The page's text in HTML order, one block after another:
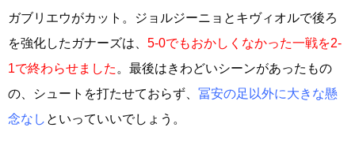
ガブリエウがカット。ジョルジーニョとキヴィオルで後ろ
を強化したガナーズは、 5-0でもおかしくなかった一戦を2-
1で終わらせました 。最後はきわどいシーンがあったもの
の、シュートを打たせておらず、 冨安の足以外に大きな懸
念なし といっていいでしょう。